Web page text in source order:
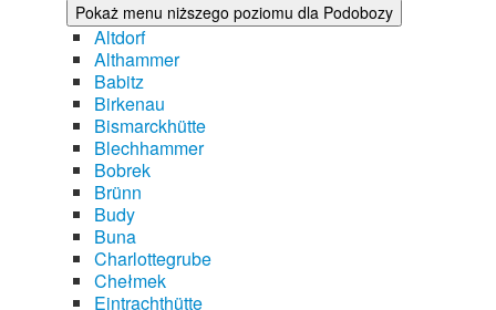
Pokaż menu niższego poziomu dla Podobozy
Altdorf
Althammer
Babitz
Birkenau
Bismarckhütte
Blechhammer
Bobrek
Brünn
Budy
Buna
Charlottegrube
Chełmek
Eintrachthütte